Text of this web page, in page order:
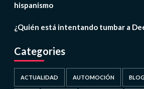
hispanismo
¿Quién está intentando tumbar a
Categories
ACTUALIDAD AUTOMOCIÓN